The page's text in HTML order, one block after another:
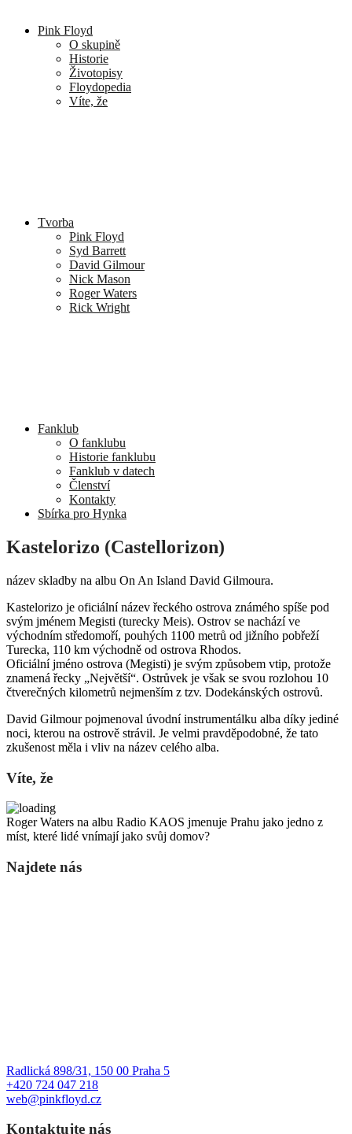
Pink Floyd
O skupině
Historie
Životopisy
Floydopedia
Víte, že
Tvorba
Pink Floyd
Syd Barrett
David Gilmour
Nick Mason
Roger Waters
Rick Wright
Fanklub
O fanklubu
Historie fanklubu
Fanklub v datech
Členství
Kontakty
Sbírka pro Hynka
Kastelorizo (Castellorizon)
název skladby na albu On An Island David Gilmoura.
Kastelorizo je oficiální název řeckého ostrova známého spíše pod
svým jménem Megisti (turecky Meis). Ostrov se nachází ve
východním středomoří, pouhých 1100 metrů od jižního pobřeží
Turecka, 110 km východně od ostrova Rhodos.
Oficiální jméno ostrova (Megisti) je svým způsobem vtip, protože
znamená řecky „Největší“. Ostrůvek je však se svou rozlohou 10
čtverečných kilometrů nejmenším z tzv. Dodekánských ostrovů.
David Gilmour pojmenoval úvodní instrumentálku alba díky jediné
noci, kterou na ostrově strávil. Je velmi pravděpodobné, že tato
zkušenost měla i vliv na název celého alba.
Víte, že
Roger Waters na albu Radio KAOS jmenuje Prahu jako jedno z
míst, které lidé vnímají jako svůj domov?
Najdete nás
Radlická 898/31, 150 00 Praha 5
+420 724 047 218
web@pinkfloyd.cz
Kontaktujte nás